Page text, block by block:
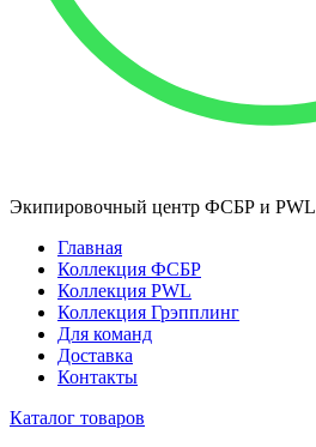
Экипировочный центр ФСБР и PWL
Главная
Коллекция ФСБР
Коллекция PWL
Коллекция Грэпплинг
Для команд
Доставка
Контакты
Каталог товаров